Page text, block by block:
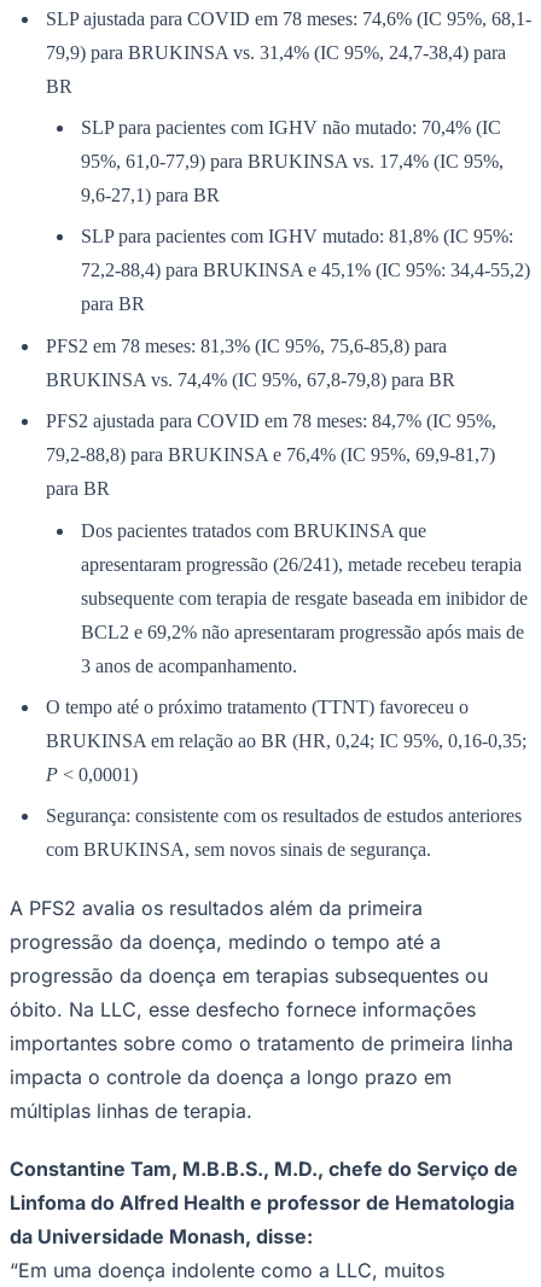
Palmeiras
SLP ajustada para COVID em 78 meses: 74,6% (IC 95%, 68,1-
79,9) para BRUKINSA vs. 31,4% (IC 95%, 24,7-38,4) para
BR
SLP para pacientes com IGHV não mutado: 70,4% (IC
95%, 61,0-77,9) para BRUKINSA vs. 17,4% (IC 95%,
9,6-27,1) para BR
SLP para pacientes com IGHV mutado: 81,8% (IC 95%:
72,2-88,4) para BRUKINSA e 45,1% (IC 95%: 34,4-55,2)
para BR
PFS2 em 78 meses: 81,3% (IC 95%, 75,6-85,8) para
BRUKINSA vs. 74,4% (IC 95%, 67,8-79,8) para BR
PFS2 ajustada para COVID em 78 meses: 84,7% (IC 95%,
79,2-88,8) para BRUKINSA e 76,4% (IC 95%, 69,9-81,7)
para BR
Dos pacientes tratados com BRUKINSA que
apresentaram progressão (26/241), metade recebeu terapia
subsequente com terapia de resgate baseada em inibidor de
BCL2 e 69,2% não apresentaram progressão após mais de
3 anos de acompanhamento.
O tempo até o próximo tratamento (TTNT) favoreceu o
BRUKINSA em relação ao BR (HR, 0,24; IC 95%, 0,16-0,35;
P< 0,0001)
Segurança: consistente com os resultados de estudos anteriores
com BRUKINSA, sem novos sinais de segurança.
A PFS2 avalia os resultados além da primeira
progressão da doença, medindo o tempo até a
progressão da doença em terapias subsequentes ou
óbito. Na LLC, esse desfecho fornece informações
importantes sobre como o tratamento de primeira linha
impacta o controle da doença a longo prazo em
múltiplas linhas de terapia.
Constantine Tam, M.B.B.S., M.D., chefe do Serviço de
Linfoma do Alfred Health e professor de Hematologia
da Universidade Monash, disse:
“Em uma doença indolente como a LLC, muitos